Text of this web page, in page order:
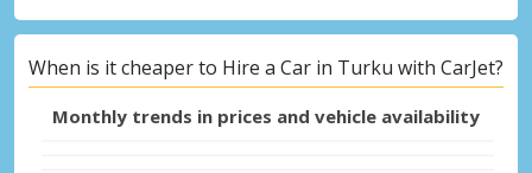
When is it cheaper to Hire a Car in Turku with CarJet?
Monthly trends in prices and vehicle availability